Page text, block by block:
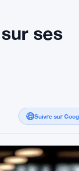
ses
Suivre sur